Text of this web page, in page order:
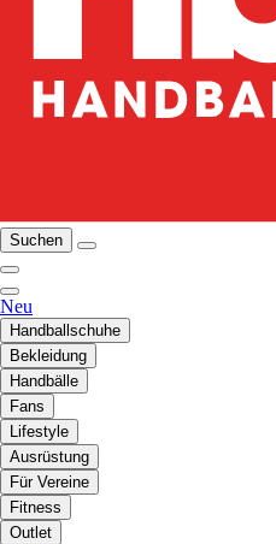
Suchen
Neu
Handballschuhe
Bekleidung
Handbälle
Fans
Lifestyle
Ausrüstung
Für Vereine
Fitness
Outlet